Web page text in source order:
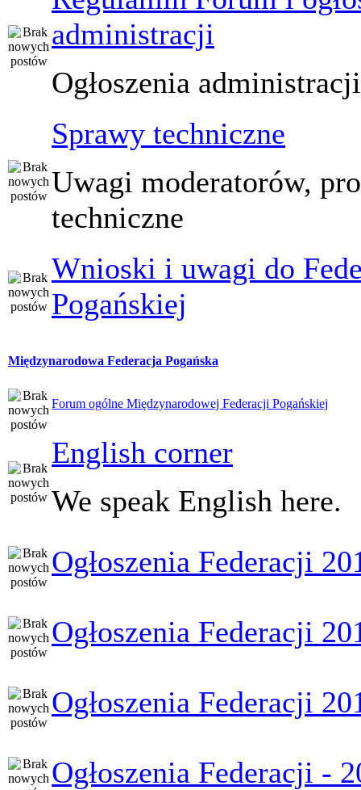
administracji
Ogłoszenia
Sprawy techniczne
Uwagi moderatorów,
techniczne
Wnioski i uwagi do
Pogańskiej
Międzynarodowa Federacja Pogańska
Forum ogólne Międzynarodowej Federacji Pogańskiej
English corner
We speak English here.
Ogłoszenia Federacji
Ogłoszenia Federacji
Ogłoszenia Federacji
Ogłoszenia Federacji -